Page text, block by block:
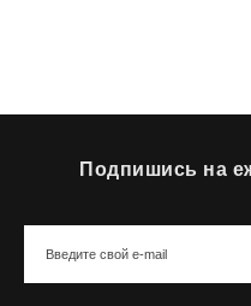
Подпишись на